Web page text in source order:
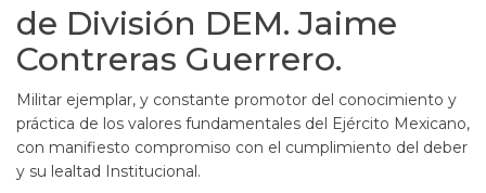
de División DEM. Jaime
Contreras Guerrero.
Militar ejemplar, y constante promotor del conocimiento y
práctica de los valores fundamentales del Ejército Mexicano,
con manifiesto compromiso con el cumplimiento del deber
y su lealtad Institucional.